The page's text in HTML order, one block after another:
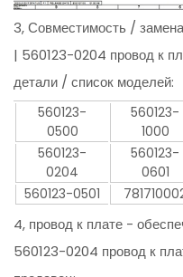
3, Совместимость /
| 560123-0204 провод к
детали / список моделей:
560123-
0500
560123-
1000
560123-
0204
560123-
0601
560123-0501
4, провод к плате -
560123-0204 провод к